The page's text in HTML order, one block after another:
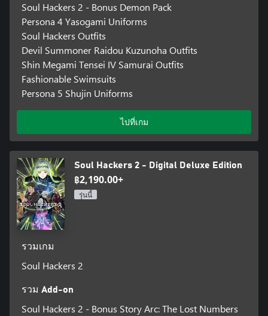
Soul Hackers 2 - Bonus Demon Pack
Persona 4 Yasogami Uniforms
Soul Hackers Outfits
Devil Summoner Raidou Kuzunoha Outfits
Shin Megami Tensei IV Samurai Outfits
Fashionable Swimsuits
Persona 5 Shujin Uniforms
ไปที่เกม
Soul Hackers 2 - Digital Deluxe Edition
฿2,190.00+
รุ่นนี้
รวมเกม
Soul Hackers 2
รวม Add-on
Soul Hackers 2 - Bonus Story Arc: The Lost Numbers